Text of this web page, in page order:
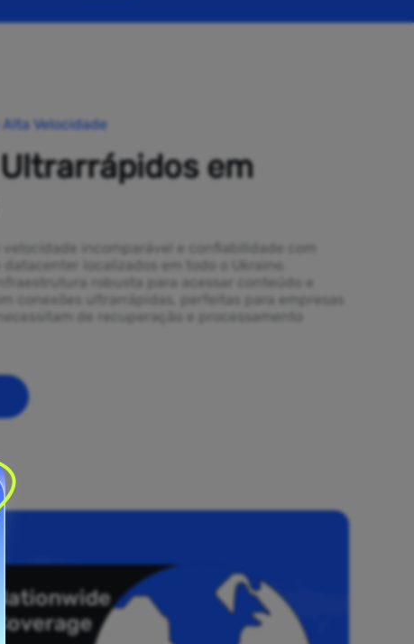
Alta Velocidade
em
velocidade incomparável e confiabilidade com
datacenter localizados em todo o Ukraine.
robusta para acessar conteúdo e
conexões ultrarrápidas, perfeitas para empresas
de recuperação e processamento